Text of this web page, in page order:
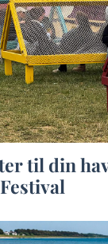
til din